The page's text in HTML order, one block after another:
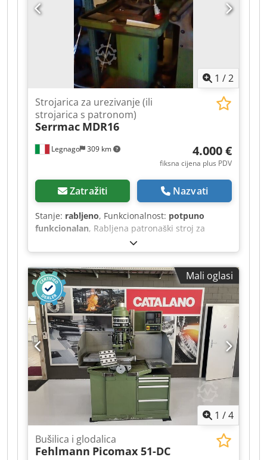
1 /2
Legnago 309 km
Strojarica za urezivanje (ili
strojarica s patronom)
Serrmac MDR16
4.000 €
fiksna cijena plus PDV
Zatražiti Nazvati
Stanje: rabljeno, Funkcionalnost: potpuno
funkcionalan, Rabljena patronaški stroj za
narezivanje navoja, FAMUP (SERRMAC) MDR16.
Patronaški stroj za narezivanje navoja SERRMAC
s rashladnim sustavom, postoljem i kadom,
rabljeno. Dcedpfx Alezht Izjxek
Mali oglasi
1 /4
Bušilica i glodalica
Fehlmann Picomax 51-DC